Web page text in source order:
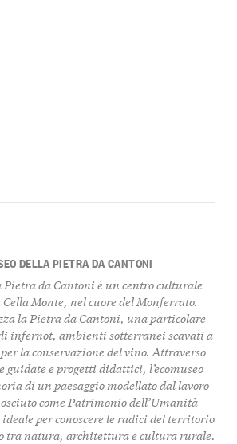
DELLA PIETRA DA CANTONI
Pietra da Cantoni è un centro culturale
Monte, nel cuore del Monferrato.
la Pietra da Cantoni, una particolare
infernot, ambienti sotterranei scavati a
la conservazione del vino. Attraverso
guidate e progetti didattici, l’ecomuseo
di un paesaggio modellato dal lavoro
come Patrimonio dell’Umanità
ideale per conoscere le radici del territorio
tra natura, architettura e cultura rurale.